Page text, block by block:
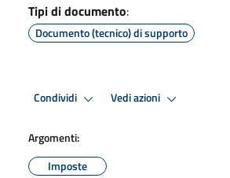
Tipi di documento:
Documento (tecnico) di supporto
Condividi Vedi azioni
Argomenti:
Imposte